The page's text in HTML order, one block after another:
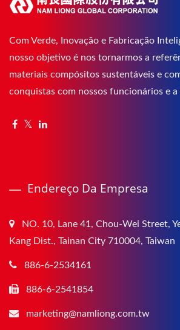
Com Verde, Inovação e Fabricação
nosso objetivo é nos tornarmos a
materiais compósitos sustentáveis e
conquistas com nossos funcionários e a
Endereço Da Empresa
NO. 10, Lane 41, Chou-Wei Street,
Kang Dist., Tainan City 710004, Taiwan
886-6-2534161
886-6-2541854
marketing@namliong.com.tw